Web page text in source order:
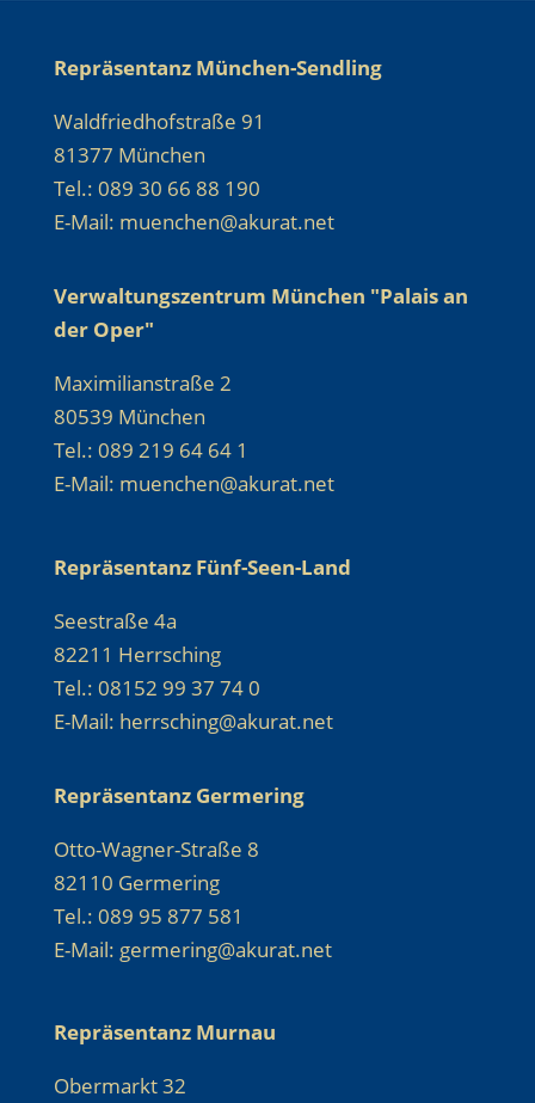
Repräsentanz München-Sendling
Waldfriedhofstraße 91
81377 München
Tel.: 089 30 66 88 190
E-Mail: muenchen@akurat.net
Verwaltungszentrum München "Palais an
der Oper"
Maximilianstraße 2
80539 München
Tel.: 089 219 64 64 1
E-Mail: muenchen@akurat.net
Repräsentanz Fünf-Seen-Land
Seestraße 4a
82211 Herrsching
Tel.: 08152 99 37 74 0
E-Mail: herrsching@akurat.net
Repräsentanz Germering
Otto-Wagner-Straße 8
82110 Germering
Tel.: 089 95 877 581
E-Mail: germering@akurat.net
Repräsentanz Murnau
Obermarkt 32